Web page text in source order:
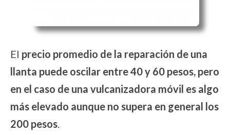
El precio promedio de la reparación de una
llanta puede oscilar entre 40 y 60 pesos, pero
en el caso de una vulcanizadora móvil es algo
más elevado aunque no supera en general los
200 pesos.